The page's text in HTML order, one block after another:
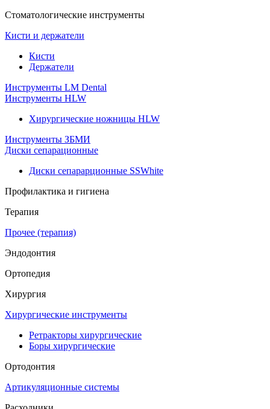
Стоматологические инструменты
Кисти и держатели
Кисти
Держатели
Инструменты LM Dental
Инструменты HLW
Хирургические ножницы HLW
Инструменты ЗБМИ
Диски сепарационные
Диски сепарарционные SSWhite
Профилактика и гигиена
Терапия
Прочее (терапия)
Эндодонтия
Ортопедия
Хирургия
Хирургические инструменты
Ретракторы хирургические
Боры хирургические
Ортодонтия
Артикуляционные системы